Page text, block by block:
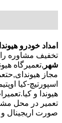
امداد خودرو
تخفیف مشاوره
شهر ,تعمیرگاه
مجاز
اسپورتیچ-کیا
هیوندا و
تعمیر در محل
صورت اریجینال و